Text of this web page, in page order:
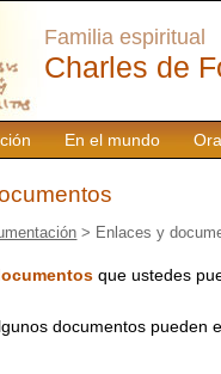
En el mundo
Familia espiritual
Charles de
> Enlaces y
que ustedes
documentos